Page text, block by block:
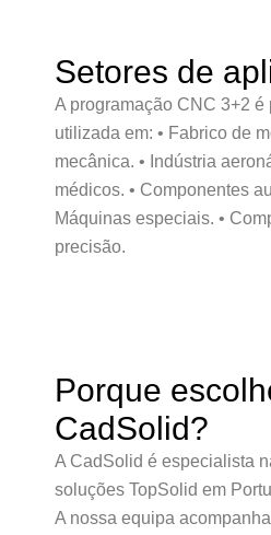
Setores de
A programação CNC 3+2 é
utilizada em: • Fabrico de
mecânica. • Indústria
médicos. • Componentes
Máquinas especiais. •
precisão.
Porque
CadSolid?
A CadSolid é especialista
soluções TopSolid em
A nossa equipa